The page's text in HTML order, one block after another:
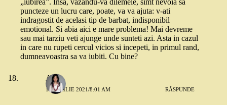
„iubirea”. Insa, vazandu-va dilemele, simt nevoia sa
puncteze un lucru care, poate, va va ajuta: v-ati
indragostit de acelasi tip de barbat, indisponibil
emotional. Si abia aici e mare problema! Mai devreme
sau mai tarziu veti ajunge unde sunteti azi. Asta in cazul
in care nu rupeti cercul vicios si incepeti, in primul rand,
dumneavoastra sa va iubiti. Cu bine?
Anya
13 APRILIE 2021/8:01 AM RĂSPUNDE